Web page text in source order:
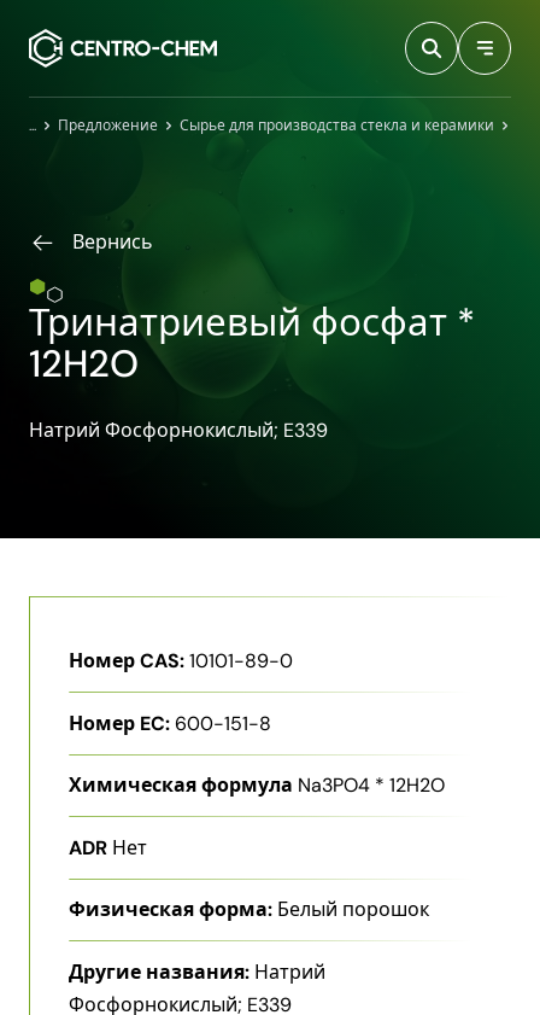
ГлавнаяПредложение Сырье для производства стекла и керамики
Вернись
Тринатриевый фосфат *
12H2O
Натрий Фосфорнокислый; E339
Номер CAS:10101-89-0
Номер EC:600-151-8
Химическая формула Na3PO4 * 12H2O
ADR Нет
Физическая форма: Белый порошок
Другие названия: Натрий
Фосфорнокислый; E339